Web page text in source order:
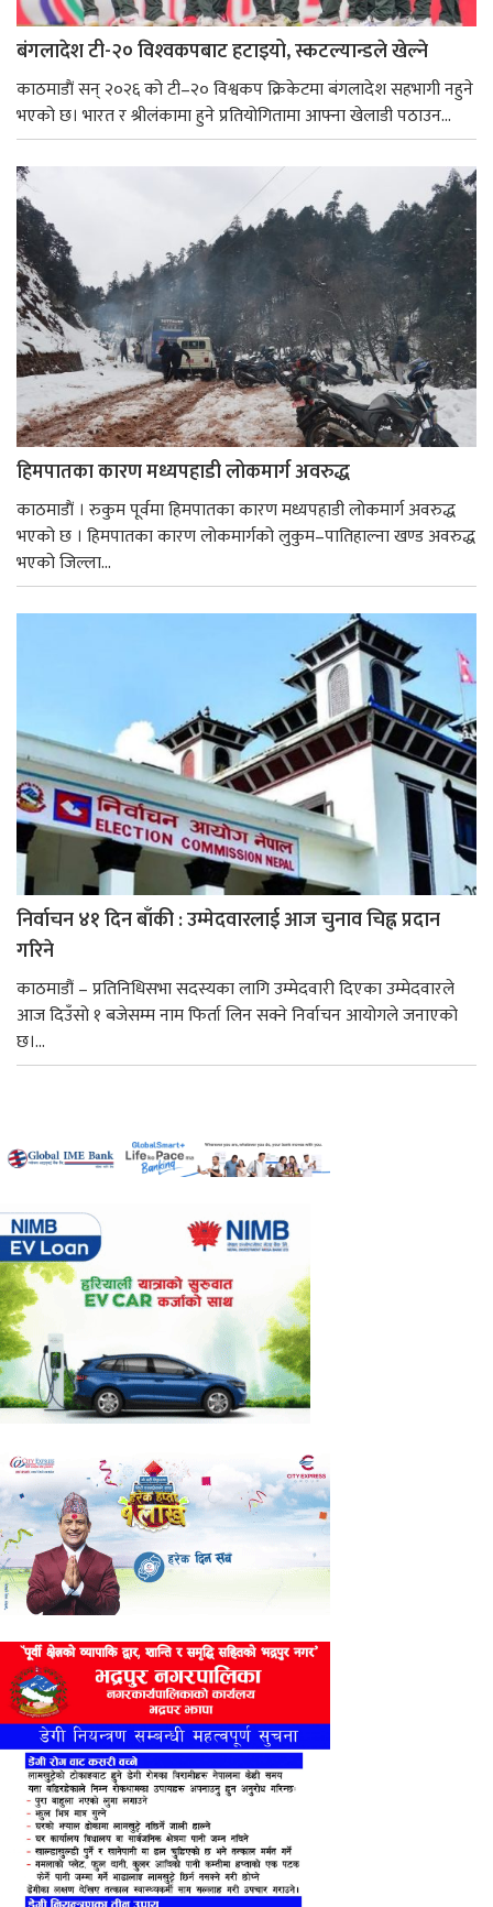
बंगलादेश टी-२० विश्‍वकपबाट हटाइयो, स्कटल्यान्डले खेल्ने
काठमाडाैं सन् २०२६ को टी–२० विश्वकप क्रिकेटमा बंगलादेश सहभागी नहुने
भएको छ। भारत र श्रीलंकामा हुने प्रतियोगितामा आफ्ना खेलाडी पठाउन...
हिमपातका कारण मध्यपहाडी लोकमार्ग अवरुद्ध
काठमाडाैं । रुकुम पूर्वमा हिमपातका कारण मध्यपहाडी लोकमार्ग अवरुद्ध
भएको छ । हिमपातका कारण लोकमार्गको लुकुम–पातिहाल्ना खण्ड अवरुद्ध
भएको जिल्ला...
निर्वाचन ४१ दिन बाँकी : उम्मेदवारलाई आज चुनाव चिह्न प्रदान
गरिने
काठमाडौं – प्रतिनिधिसभा सदस्यका लागि उम्मेदवारी दिएका उम्मेदवारले
आज दिउँसो १ बजेसम्म नाम फिर्ता लिन सक्ने निर्वाचन आयोगले जनाएको
छ।...